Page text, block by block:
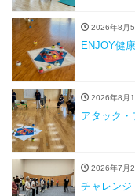
2026年8月5
ENJOY健
2026年8月1
アタック
2026年7月
チャレンジ